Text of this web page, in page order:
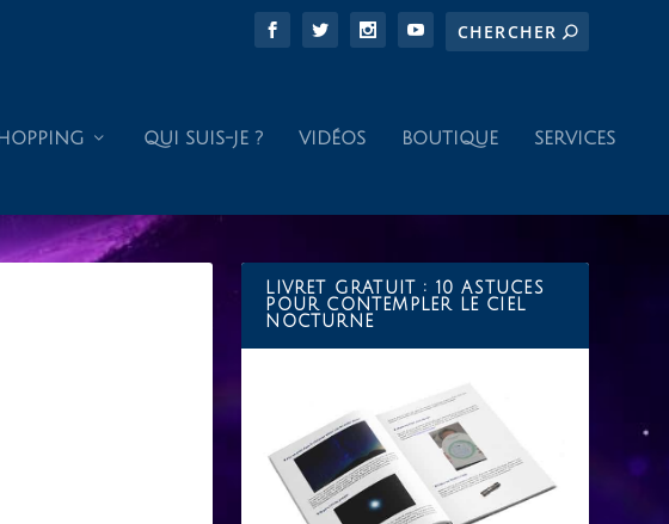
QUI SUIS-JE ? VIDÉOS BOUTIQUE SERVICES
LIVRET GRATUIT : 10 ASTUCES
POUR CONTEMPLER LE CIEL
NOCTURNE